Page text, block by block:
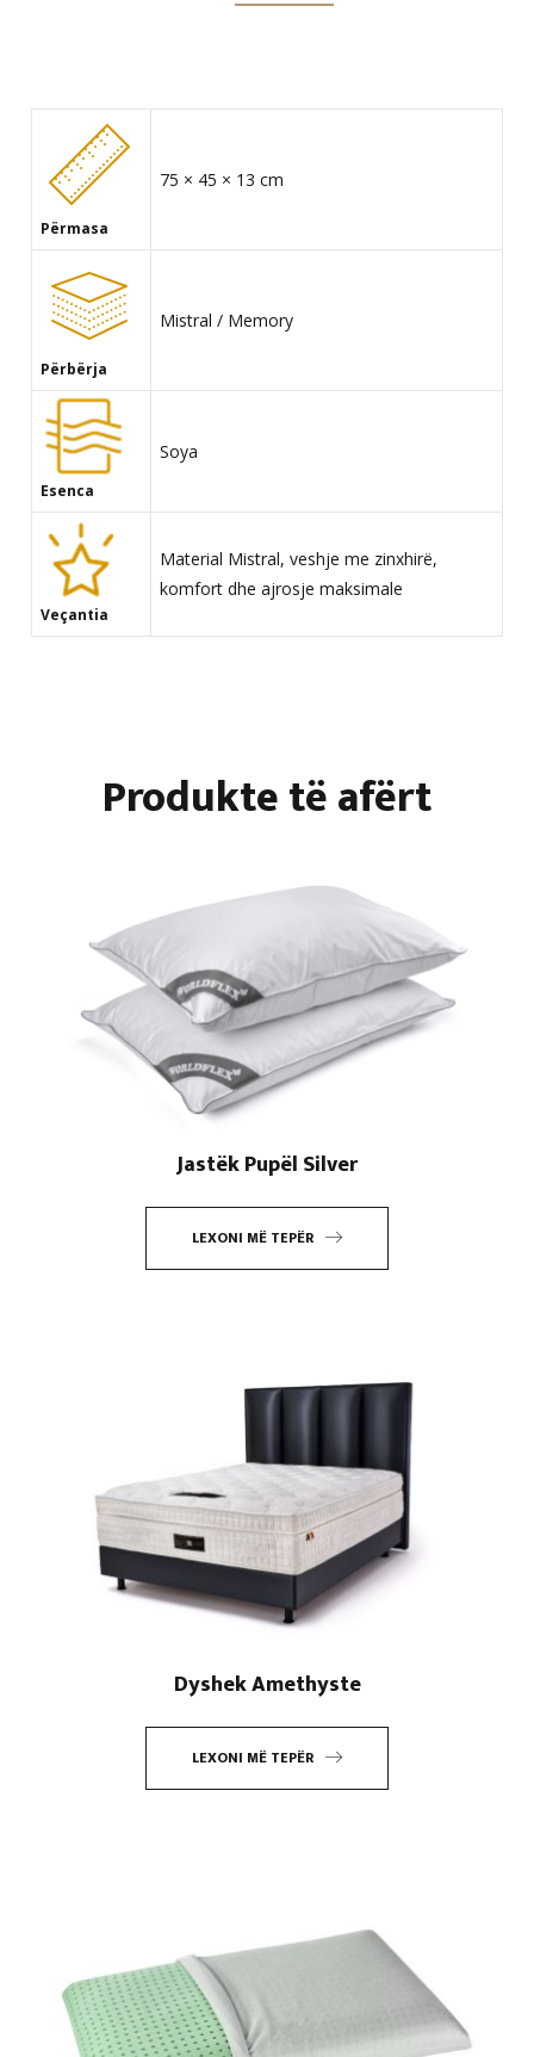
Përmasa
75 × 45 × 13 cm
Përbërja
Mistral / Memory
Esenca
Soya
Veçantia
Material Mistral, veshje me zinxhirë,
komfort dhe ajrosje maksimale
Produkte të afërt
Jastëk Pupël Silver
LEXONI MË TEPËR
Dyshek Amethyste
LEXONI MË TEPËR